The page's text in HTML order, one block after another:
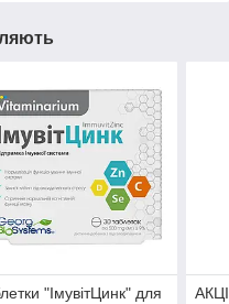
"ІмувітЦинк" для